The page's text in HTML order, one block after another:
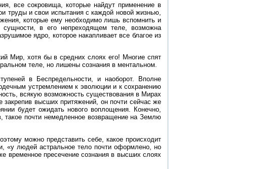
все сокровища, которые найдут применение в
труды и свои испытания с каждой новой жизнью,
которые ему необходимо лишь вспомнить и
сущности, в его непреходящем теле, возможна
ядро, которое накапливает все благое из
Мир, хотя бы в средних слоях его! Многие спят
теле, но лишены сознания в ментальном.
в Беспредельности, и наоборот. Вполне
устремлением к эволюции и к сохранению
всякую возможность существования в Мирах
высших притяжений, он почти сейчас же
будет ожидать нового воплощения. Конечно,
такое почти немедленное возвращение на Землю
можно представить себе, какое происходит
«у людей астральное тело почти оформлено, но
временное пресечение сознания в высших слоях